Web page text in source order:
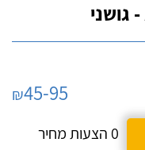
₪45-95
0 הצעות מחיר